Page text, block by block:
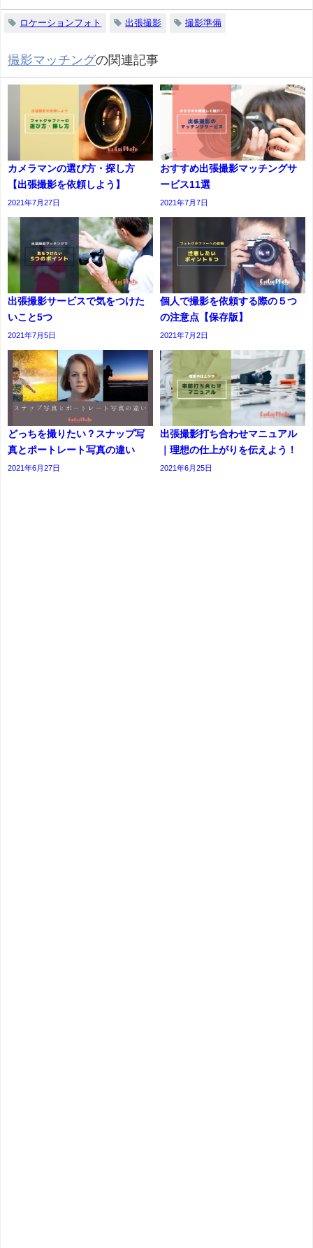
ロケーションフォト 出張撮影 撮影準備
撮影マッチングの関連記事
カメラマンの選び方・探し方
【出張撮影を依頼しよう】
2021年7月27日
おすすめ出張撮影マッチングサ
ービス11選
2021年7月7日
出張撮影サービスで気をつけた
いこと5つ
2021年7月5日
個人で撮影を依頼する際の５つ
の注意点【保存版】
2021年7月2日
どっちを撮りたい？スナップ写
真とポートレート写真の違い
2021年6月27日
出張撮影打ち合わせマニュアル
｜理想の仕上がりを伝えよう！
2021年6月25日